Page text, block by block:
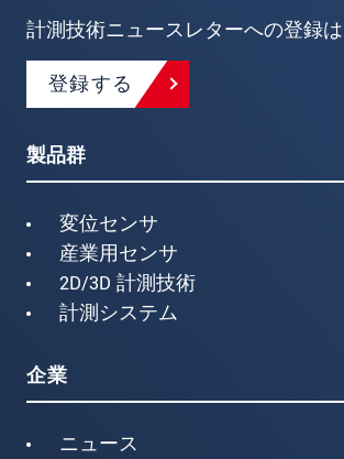
計測技術ニュースレターへの登録
登録する
製品群
変位センサ
産業用センサ
2D/3D 計測技術
計測システム
企業
ニュース